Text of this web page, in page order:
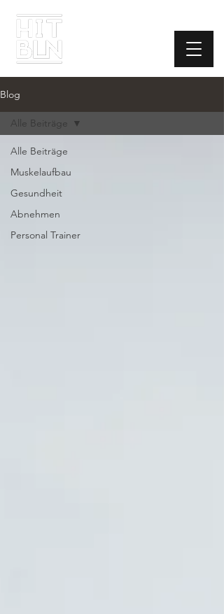
Blog
Alle Beiträge
Muskelaufbau
Gesundheit
Abnehmen
Personal Trainer
Alle Beiträge